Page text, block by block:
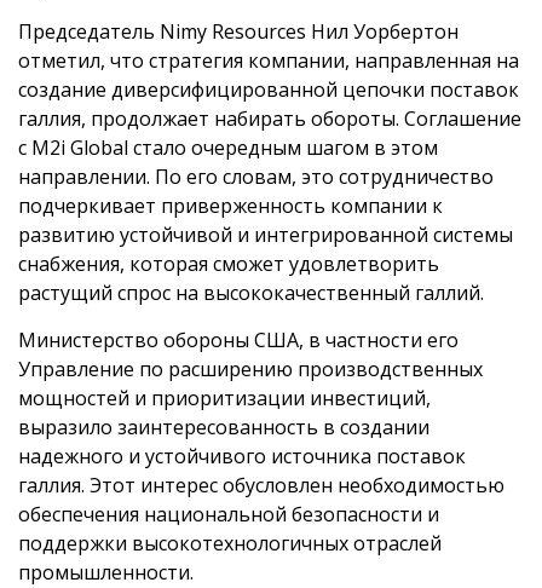
Председатель Nimy Resources Нил Уорбертон
отметил, что стратегия компании, направленная на
создание диверсифицированной цепочки поставок
галлия, продолжает набирать обороты. Соглашение
с M2i Global стало очередным шагом в этом
направлении. По его словам, это сотрудничество
подчеркивает приверженность компании к
развитию устойчивой и интегрированной системы
снабжения, которая сможет удовлетворить
растущий спрос на высококачественный галлий.
Министерство обороны США, в частности его
Управление по расширению производственных
мощностей и приоритизации инвестиций,
выразило заинтересованность в создании
надежного и устойчивого источника поставок
галлия. Этот интерес обусловлен необходимостью
обеспечения национальной безопасности и
поддержки высокотехнологичных отраслей
промышленности.